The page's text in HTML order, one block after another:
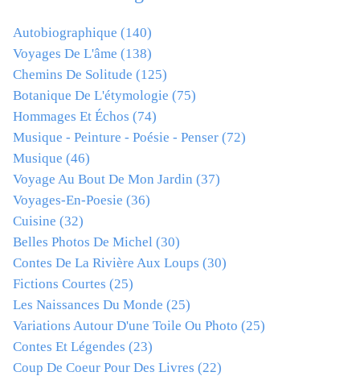
Autobiographique (140)
Voyages De L'âme (138)
Chemins De Solitude (125)
Botanique De L'étymologie (75)
Hommages Et Échos (74)
Musique - Peinture - Poésie - Penser (72)
Musique (46)
Voyage Au Bout De Mon Jardin (37)
Voyages-En-Poesie (36)
Cuisine (32)
Belles Photos De Michel (30)
Contes De La Rivière Aux Loups (30)
Fictions Courtes (25)
Les Naissances Du Monde (25)
Variations Autour D'une Toile Ou Photo (25)
Contes Et Légendes (23)
Coup De Coeur Pour Des Livres (22)